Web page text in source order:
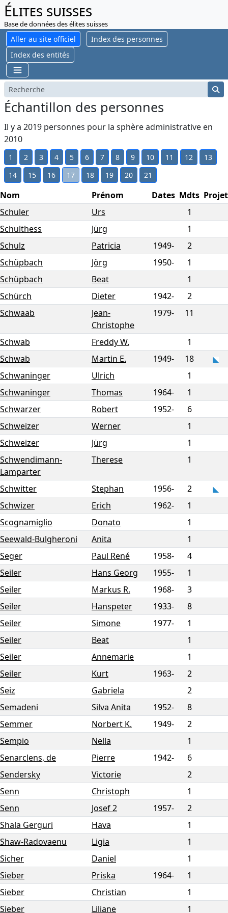
Élites suisses
Base de données des élites suisses
Aller au site officiel
Index des personnes
Index des entités
Échantillon des personnes
Il y a 2019 personnes pour la sphère administrative en
2010
1 2 3 4 5 6 7 8 9 10 11 12
13
14
15 16 17 18 19 20 21
Nom Prénom Dates Mdts Projet
Schuler
Urs
1
Schulthess
Jürg
1
Schulz
Patricia 1949-
2
Schüpbach
Jörg 1950-
1
Schüpbach
Beat
1
Schürch
Dieter 1942-
2
Schwaab
Jean-
Christophe
1979- 11
Schwab Freddy W.
1
Schwab
Martin E. 1949-
18
Schwaninger
Ulrich
1
Schwaninger
Thomas 1964-
1
Schwarzer
Robert 1952-
6
Schweizer
Werner
1
Schweizer
Jürg
1
Schwendimann-
Lamparter
Therese 1
Schwitter Stephan 1956-
2
Schwizer
Erich 1962-
1
Scognamiglio
Donato
1
Seewald-Bulgheroni
Anita
1
Seger
Paul René 1958-
4
Seiler
Hans Georg 1955-
1
Seiler
Markus R. 1968-
3
Seiler
Hanspeter 1933-
8
Seiler
Simone 1977-
1
Seiler
Beat
1
Seiler
Annemarie
1
Seiler
Kurt 1963-
2
Seiz
Gabriela
2
Semadeni
Silva Anita 1952-
8
Semmer
Norbert K. 1949-
2
Sempio
Nella
1
Senarclens, de
Pierre 1942-
6
Sendersky
Victorie
2
Senn
Christoph
1
Senn
Josef 2 1957-
2
Shala Gerguri
Hava
1
Shaw-Radovaenu
Ligia
1
Sicher
Daniel
1
Sieber
Priska 1964-
1
Sieber
Christian
1
Sieber
Liliane 1